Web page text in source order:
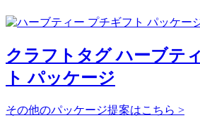
クラフトタグ ハーブテ
ト パッケージ
その他のパッケージ提案はこちら >